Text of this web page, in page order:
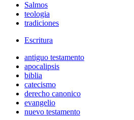
Salmos
teologia
tradiciones
Escritura
antiguo testamento
apocalipsis
biblia
catecismo
derecho canonico
evangelio
nuevo testamento